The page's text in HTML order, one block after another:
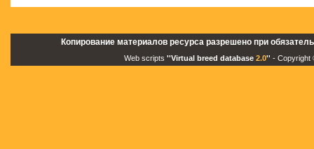
Копирование материалов ресурса разрешено при
Web scripts ''Virtual breed database 2.0'' - Copyright